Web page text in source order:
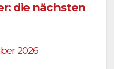
die nächsten
2026